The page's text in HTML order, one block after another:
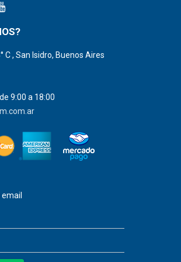
C , San Isidro, Buenos Aires
9:00 a 18:00